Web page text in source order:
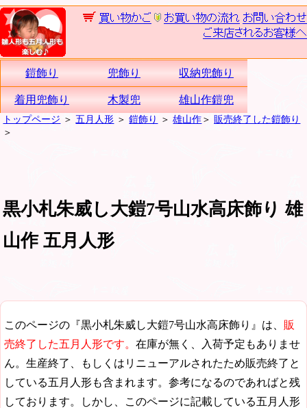
鎧飾り 兜飾り 収納兜飾り
着用兜飾り 木製兜 雄山作鎧兜
トップページ ＞五月人形 ＞鎧飾り ＞雄山作＞ 販売終了した鎧飾り
＞
黒小札朱威し大鎧7号山水高床飾り 雄
山作 五月人形
このページの『黒小札朱威し大鎧7号山水高床飾り』は、 販
売終了した五月人形です。 在庫が無く、入荷予定もありませ
ん。生産終了、もしくはリニューアルされたため販売終了と
している五月人形も含まれます。参考になるのであればと残
しております。しかし、このページに記載している五月人形